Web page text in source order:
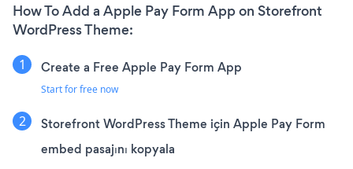
How To Add a Apple Pay Form App on Storefront
WordPress Theme:
Create a Free Apple Pay Form App
Start for free now
Storefront WordPress Theme için Apple Pay Form
embed pasajını kopyala